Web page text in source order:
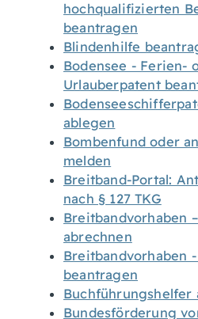
hochqualifizierten
beantragen
Blindenhilfe
Bodensee - Ferien-
Urlauberpatent
ablegen
Bombenfund oder
melden
Breitband-Portal:
nach § 127 TKG
Breitbandvorhaben
abrechnen
Breitbandvorhaben
beantragen
Buchführungshelfer
Bundesförderung